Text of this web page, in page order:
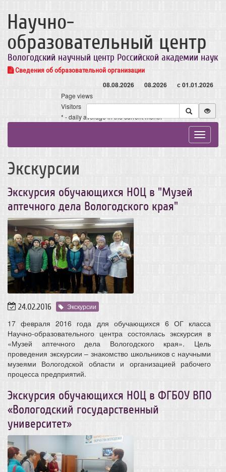
Научно-
образовательный центр
Вологодский научный центр Российской академии наук
Сведения об образовательной организации
08.08.2026 08.2026 с 01.01.2026
Page views
Visitors
* - daily average in the current month
Toggle
Экскурсии
Экскурсия обучающихся НОЦ в "Музей
аптечного дела Вологодского края"
24.02.2016 Экскурсии
17 февраля 2016 года для обучающихся 6 ОГ класса
Научно-образовательного центра состоялась экскурсия в
«Музей аптечного дела Вологодского края». Цель
проведения экскурсии – знакомство школьников с научными
музеями Вологодской области и организацией рабочего
процесса предприятий.
Экскурсия обучающихся НОЦ в ФГБОУ ВПО
«Вологодский государственный
университет»